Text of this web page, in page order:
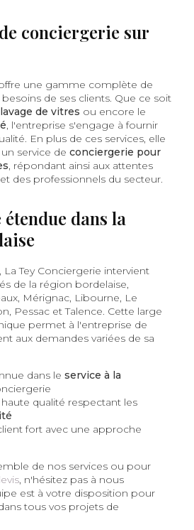
conciergerie sur
une gamme complète de
de ses clients. Que ce soit
lavage de vitres ou encore le
, l'entreprise s'engage à fournir
En plus de ces services, elle
service de conciergerie pour
, répondant ainsi aux attentes
des professionnels du secteur.
étendue dans la
La Tey Conciergerie intervient
de la région bordelaise,
Mérignac, Libourne, Le
Pessac et Talence. Cette large
permet à l'entreprise de
aux demandes variées de sa
dans le service à la
qualité respectant les
fort avec une approche
de nos services ou pour
, n'hésitez pas à nous
est à votre disposition pour
tous vos projets de